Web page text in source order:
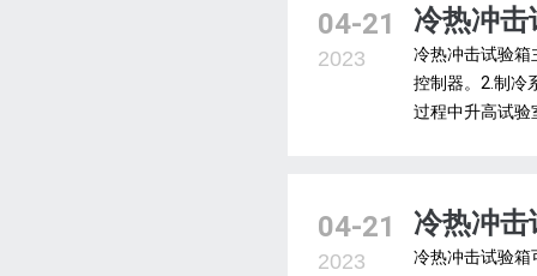
04-21
2023
冷热冲击
冷热冲击试验箱
控制器。2.制冷
过程中升高试验
04-21
2023
冷热冲击
冷热冲击试验箱